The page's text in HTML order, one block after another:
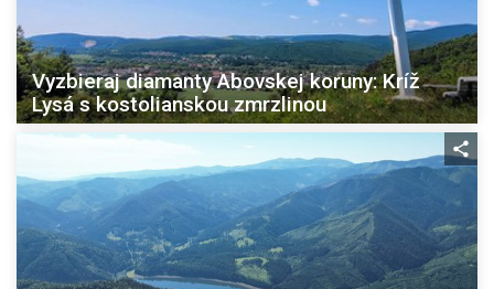
Vyzbieraj diamanty Abovskej koruny: Kríž
Lysá s kostolianskou zmrzlinou